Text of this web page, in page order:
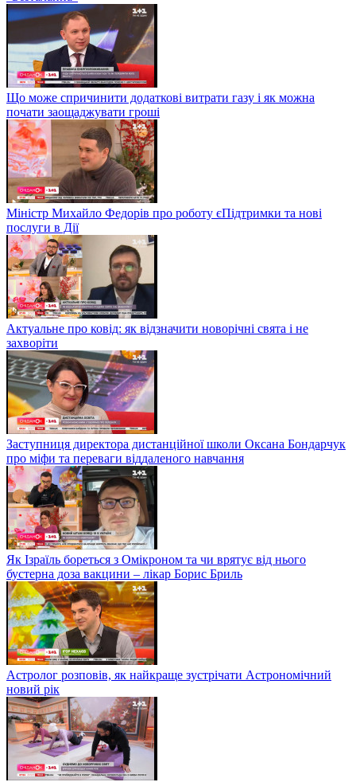
Що може спричинити додаткові витрати газу і як можна
почати заощаджувати гроші
Міністр Михайло Федорів про роботу єПідтримки та нові
послуги в Дії
Актуальне про ковід: як відзначити новорічні свята і не
захворіти
Заступниця директора дистанційної школи Оксана Бондарчук
про міфи та переваги віддаленого навчання
Як Ізраїль бореться з Омікроном та чи врятує від нього
бустерна доза вакцини – лікар Борис Бриль
Астролог розповів, як найкраще зустрічати Астрономічний
новий рік